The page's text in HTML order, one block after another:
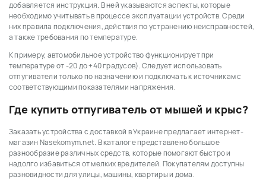
добавляется инструкция. В ней указываются аспекты, которые
необходимо учитывать в процессе эксплуатации устройств. Среди
них правила подключения, действия по устранению неисправностей,
а также требования по температуре.
К примеру, автомобильное устройство функционирует при
температуре от -20 до +40 градусов). Следует использовать
отпугиватели только по назначению и подключать к источникам с
соответствующими показателями напряжения.
Где купить отпугиватель от мышей и крыс?
Заказать устройства с доставкой в Украине предлагает интернет-
магазин Nasekomym.net. В каталоге представлено большое
разнообразие различных средств, которые помогают быстро и
надолго избавиться от мелких вредителей. Покупателям доступны
разновидности для улицы, машины, квартиры и дома.